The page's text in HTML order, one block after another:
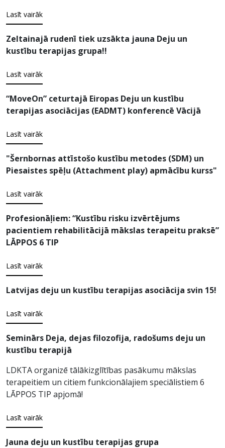
Lasīt vairāk
Zeltainajā rudenī tiek uzsākta jauna Deju un
kustību terapijas grupa!!
Lasīt vairāk
“MoveOn” ceturtajā Eiropas Deju un kustību
terapijas asociācijas (EADMT) konferencē Vācijā
Lasīt vairāk
"Šernbornas attīstošo kustību metodes (SDM) un
Piesaistes spēļu (Attachment play) apmācību kurss"
Lasīt vairāk
Profesionāļiem: “Kustību risku izvērtējums
pacientiem rehabilitācijā mākslas terapeitu praksē”
LĀPPOS 6 TIP
Lasīt vairāk
Latvijas deju un kustību terapijas asociācija svin 15!
Lasīt vairāk
Seminārs Deja, dejas filozofija, radošums deju un
kustību terapijā
LDKTA organizē tālākizglītības pasākumu mākslas
terapeitiem un citiem funkcionālajiem speciālistiem 6
LĀPPOS TIP apjomā!
Lasīt vairāk
Jauna deju un kustību terapijas grupa